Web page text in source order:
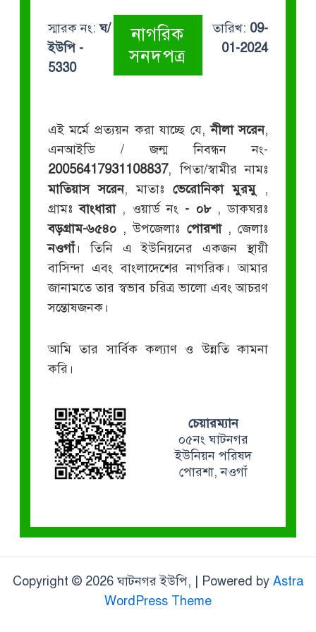
স্মারক নং:ঘ/
ইউপি -
5330
নাগরিক
সনদপত্র
তারিখ: 09-
01-2024
এই মর্মে প্রত্যয়ন করা যাচ্ছে যে,নীলা সরেন,
এনআইডি / জন্ম নিবন্ধন নং-
20056417931108837, পিতা/স্বামীর নামঃ
মাতিয়াস সরেন, মাতাঃভেরোনিকা মুরমু ,
গ্রামঃবাংধারা , ওয়ার্ড নং - ০৮ , ডাকঘরঃ
বড়গ্রাম-৬৫৪০ , উপজেলাঃ পোরশা , জেলাঃ
নওগাঁ। তিনি এ ইউনিয়নের একজন স্থায়ী
বাসিন্দা এবং বাংলাদেশের নাগরিক। আমার
জানামতে তার স্বভাব চরিত্র ভালো এবং আচরণ
সন্তোষজনক।
আমি তার সার্বিক কল্যাণ ও উন্নতি কামনা
করি।
চেয়ারম্যান
০৫নং ঘাটনগর
ইউনিয়ন পরিষদ
পোরশা, নওগাঁ
Copyright © 2026 ঘাটনগর ইউপি, | Powered by Astra
WordPress Theme